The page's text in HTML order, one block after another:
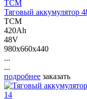
Тяговый аккумулятор
ТСМ
420Ah
48V
980x660x440
...
...
подробнее заказать